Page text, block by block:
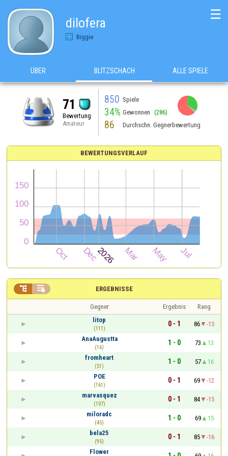
dilofera
Biggie
☰
ÜBER BLITZSCHACH ALLE SPIELE
71
Bewertung
Amateur
850 Spiele
34% Gewonnen (286)
86 Durchschn. Gegnerbewertung
BEWERTUNGSVERLAUF
ERGEBNISSE
 
Gegner Ergebnis
Rang
litop
(111)
0 - 1 86
-15
AnaAugustta
(16)
1 - 0 73
13
fromheart
(51)
1 - 0 57
16
POE
(161)
0 - 1 69
-12
marvasquez
(107)
0 - 1 84
-15
miloradc
(45)
1 - 0 69
15
bela25
(95)
0 - 1 85
-16
Flower